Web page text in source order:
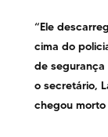
“Ele
cima do
de
o secretário,
chegou